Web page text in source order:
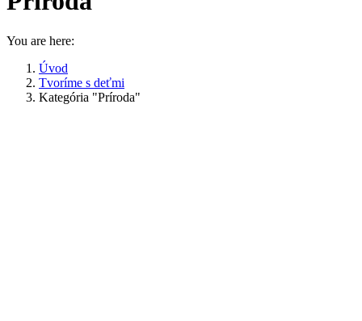
You are here:
Úvod
Tvoríme s deťmi
Kategória "Príroda"